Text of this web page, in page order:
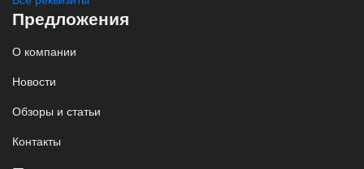
Предложения
О компании
Новости
Обзоры и статьи
Контакты